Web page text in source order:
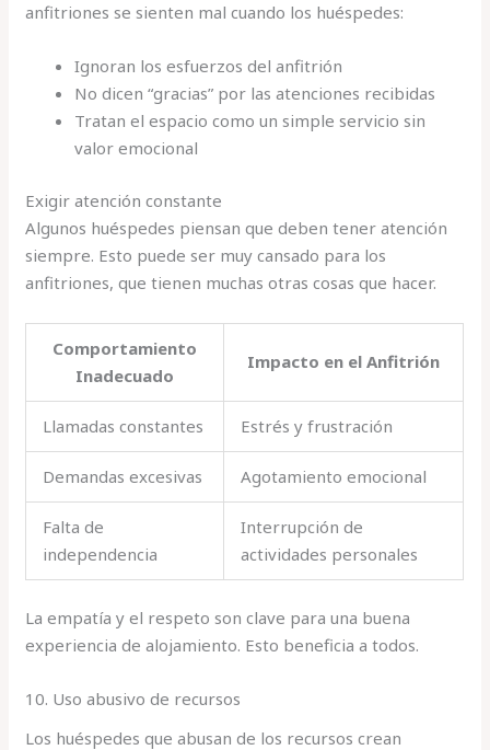
anfitriones se sienten mal cuando los huéspedes:
Ignoran los esfuerzos del anfitrión
No dicen “gracias” por las atenciones recibidas
Tratan el espacio como un simple servicio sin
valor emocional
Exigir atención constante
Algunos huéspedes piensan que deben tener atención
siempre. Esto puede ser muy cansado para los
anfitriones, que tienen muchas otras cosas que hacer.
Comportamiento
Inadecuado
Impacto en el Anfitrión
Llamadas constantes Estrés y frustración
Demandas excesivas Agotamiento emocional
Falta de
independencia
Interrupción de
actividades personales
La empatía y el respeto son clave para una buena
experiencia de alojamiento. Esto beneficia a todos.
10. Uso abusivo de recursos
Los huéspedes que abusan de los recursos crean